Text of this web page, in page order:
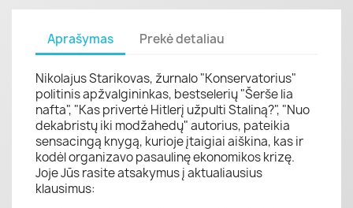
Aprašymas Prekė detaliau
Nikolajus Starikovas, žurnalo "Konservatorius"
politinis apžvalgininkas, bestselerių "Šerše lia
nafta", "Kas privertė Hitlerį užpulti Staliną?", "Nuo
dekabristų iki modžahedų" autorius, pateikia
sensacingą knygą, kurioje įtaigiai aiškina, kas ir
kodėl organizavo pasaulinę ekonomikos krizę.
Joje Jūs rasite atsakymus į aktualiausius
klausimus: